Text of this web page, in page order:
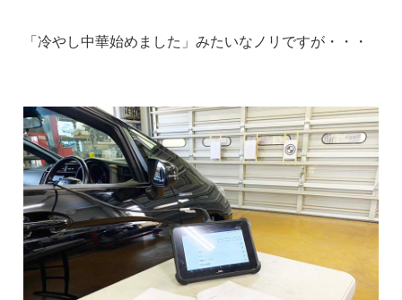
「冷やし中華始めました」みたいなノリですが・・・